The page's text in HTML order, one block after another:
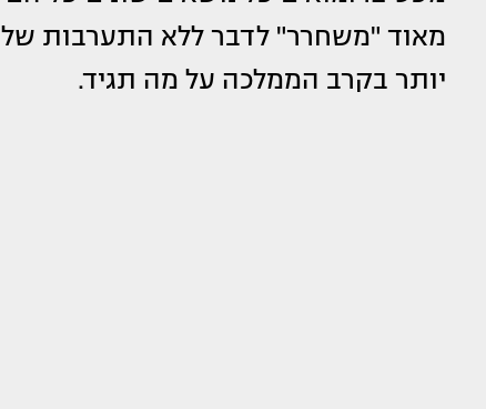
מאוד "משחרר" לדבר ללא התערבות
יותר בקרב הממלכה על מה תגיד.